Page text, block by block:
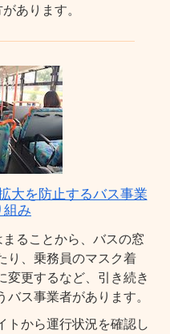
あります。
大を防止するバス事業
組み
ることから、バスの窓
り、乗務員のマスク着
変更するなど、引き続き
ス事業者があります。
トから運行状況を確認し